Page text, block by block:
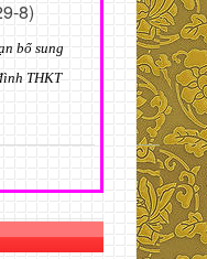
8)
bổ sung
THKT